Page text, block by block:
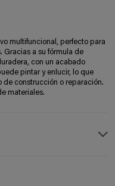
multifuncional, perfecto para
Gracias a su fórmula de
con un acabado
pintar y enlucir, lo que
construcción o reparación.
materiales.